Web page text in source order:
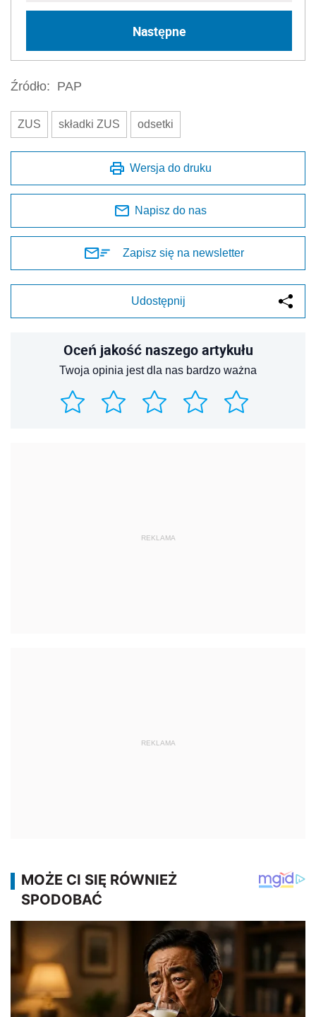
Następne
Źródło: PAP
ZUS składki ZUS odsetki
Wersja do druku
Napisz do nas
Zapisz się na newsletter
Udostępnij
Oceń jakość naszego artykułu
Twoja opinia jest dla nas bardzo ważna
REKLAMA
REKLAMA